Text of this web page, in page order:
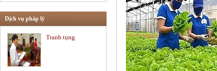
Dịch vụ pháp lý
Tranh tụng